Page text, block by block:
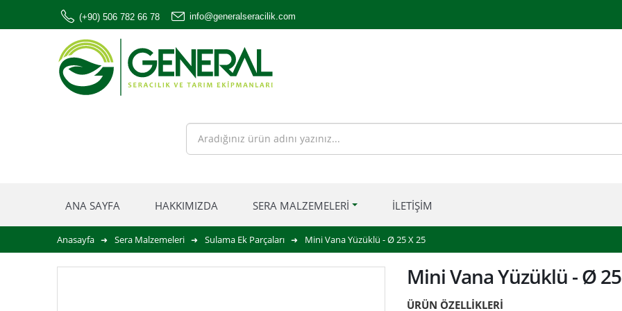
(+90) 506 782 66 78 info@generalseracilik.com
ANA SAYFA HAKKIMIZDA SERA MALZEMELERI İLETIŞIM
Anasayfa Sera Malzemeleri Sulama Ek Parçaları Mini Vana Yüzüklü - Ø 25 X 25
Mini Vana Yüzüklü - Ø
ÜRÜN ÖZELLİKLERİ